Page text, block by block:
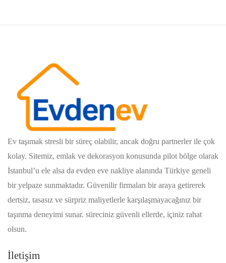
Ev taşımak stresli bir süreç olabilir, ancak doğru partnerler ile çok
kolay. Sitemiz, emlak ve dekorasyon konusunda pilot bölge olarak
İstanbul’u ele alsa da evden eve nakliye alanında Türkiye geneli
bir yelpaze sunmaktadır. Güvenilir firmaları bir araya getirerek
dertsiz, tasasız ve sürpriz maliyetlerle karşılaşmayacağınız bir
taşınma deneyimi sunar. süreciniz güvenli ellerde, içiniz rahat
olsun.
İletişim